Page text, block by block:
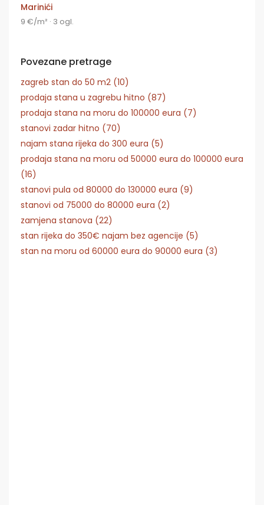
Marinići
9 €/m² · 3 ogl.
Povezane pretrage
zagreb stan do 50 m2 (10)
prodaja stana u zagrebu hitno (87)
prodaja stana na moru do 100000 eura (7)
stanovi zadar hitno (70)
najam stana rijeka do 300 eura (5)
prodaja stana na moru od 50000 eura do 100000 eura
(16)
stanovi pula od 80000 do 130000 eura (9)
stanovi od 75000 do 80000 eura (2)
zamjena stanova (22)
stan rijeka do 350€ najam bez agencije (5)
stan na moru od 60000 eura do 90000 eura (3)